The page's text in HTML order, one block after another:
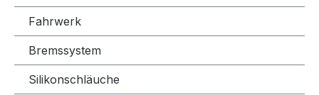
Fahrwerk
Bremssystem
Silikonschläuche